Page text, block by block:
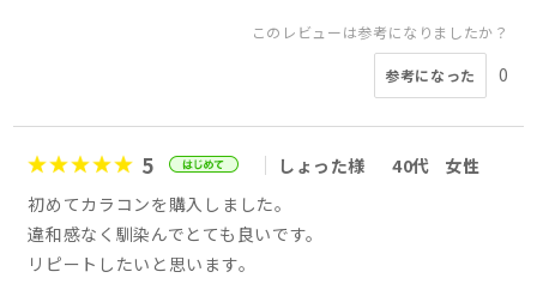
このレビューは参考になりましたか？
参考になった 0
5 しょった様 40代
女性
初めてカラコンを購入しました。
違和感なく馴染んでとても良いです。
リピートしたいと思います。